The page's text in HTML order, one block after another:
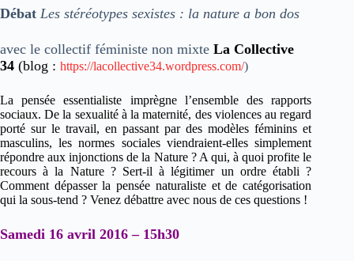
Débat Les stéréotypes sexistes : la nature a bon dos
avec le collectif féministe non mixte La Collective
34 (blog : https://lacollective34.wordpress.com/)
La pensée essentialiste imprègne l’ensemble des rapports
sociaux. De la sexualité à la maternité, des violences au regard
porté sur le travail, en passant par des modèles féminins et
masculins, les normes sociales viendraient-elles simplement
répondre aux injonctions de la Nature ? A qui, à quoi profite le
recours à la Nature ? Sert-il à légitimer un ordre établi ?
Comment dépasser la pensée naturaliste et de catégorisation
qui la sous-tend ? Venez débattre avec nous de ces questions !
Samedi 16 avril 2016 – 15h30